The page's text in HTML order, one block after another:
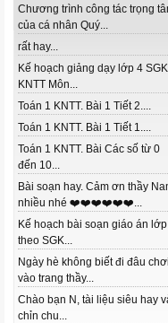
Chương trình công tác trọng
của cá nhân Quý...
rất hay...
Kế hoạch giảng dạy lớp 4
KNTT Môn...
Toán 1 KNTT. Bài 1 Tiết 2....
Toán 1 KNTT. Bài 1 Tiết 1....
Toán 1 KNTT. Bài Các số từ 0
đến 10...
Bài soạn hay. Cảm ơn thầy
nhiều nhé ❤️❤️❤️❤️❤️❤️...
Kế hoạch bài soạn giáo án lớp
theo SGK...
Ngày hè không biết đi đâu
vào trang thầy...
Chào bạn N, tài liệu siêu hay
chỉn chu...